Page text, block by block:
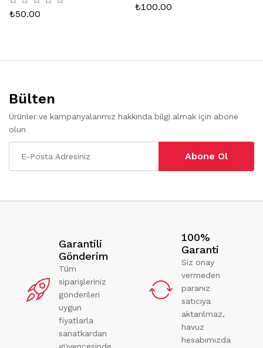
₺50.00
₺100.00
Bülten
Ürünler ve kampanyalarımız hakkında bilgi almak için abone
olun
Abone Ol
Garantili
Gönderim
Tüm
siparişleriniz
gönderileri
uygun
fiyatlarla
sanatkardan
100%
Garanti
Siz onay
vermeden
paranız
satıcıya
aktarılmaz,
havuz
hesabımızda